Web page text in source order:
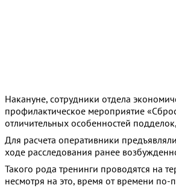
Накануне, сотрудники отдела
профилактическое мероприятие
отличительных особенностей
Для расчета оперативники
ходе расследования ранее
Такого рода тренинги проводятся на
несмотря на это, время от времени